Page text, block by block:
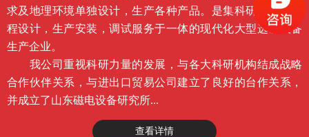
求及地理环境单独设计，生产各种产品。是集科研开发，工
程设计，生产安装，调试服务于一体的现代化大型选矿设备
生产企业。
我公司重视科研力量的发展，与各大科研机构结成战略
合作伙伴关系，与进出口贸易公司建立了良好的台作关系，
并成立了山东磁电设备研究所...
查看详情